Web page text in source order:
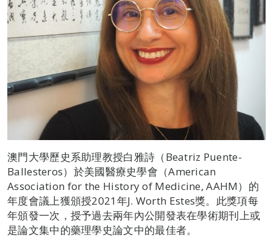
澳門大學歷史系助理教授白雅詩（Beatriz Puente-
Ballesteros）於美國醫療史學會（American
Association for the History of Medicine, AAHM）的
年度會議上獲頒授2021年J. Worth Estes獎。此獎項每
年頒發一次，授予過去兩年內公開發表在學術期刊上或
是論文集中的藥理學史論文中的最佳者。